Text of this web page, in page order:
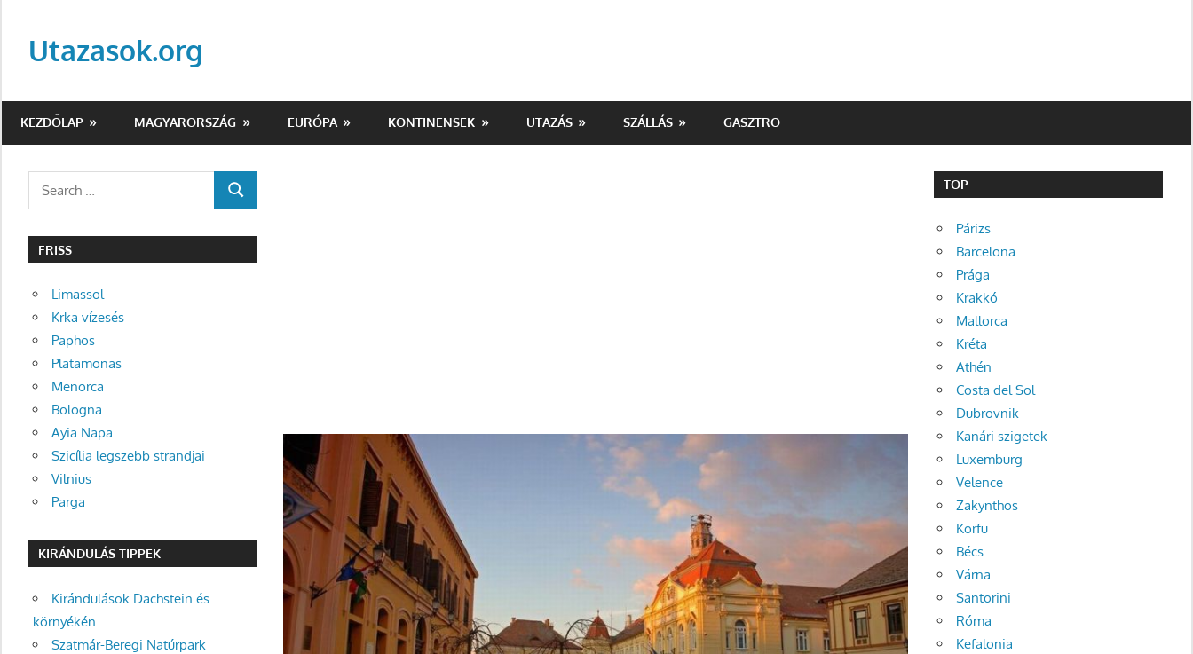
contentUtazasok.org
KEZDŐLAP MAGYARORSZÁG EURÓPA KONTINENSEK UTAZÁS SZÁLLÁS GASZTRO
SEARCH
FRISS
Limassol
Krka vízesés
Paphos
Platamonas
Menorca
Bologna
Ayia Napa
Szicília legszebb strandjai
Vilnius
Parga
KIRÁNDULÁS TIPPEK
Kirándulások Dachstein és
környékén
Szatmár-Beregi Natúrpark
TOP
Párizs
Barcelona
Prága
Krakkó
Mallorca
Kréta
Athén
Costa del Sol
Dubrovnik
Kanári szigetek
Luxemburg
Velence
Zakynthos
Korfu
Bécs
Várna
Santorini
Róma
Kefalonia